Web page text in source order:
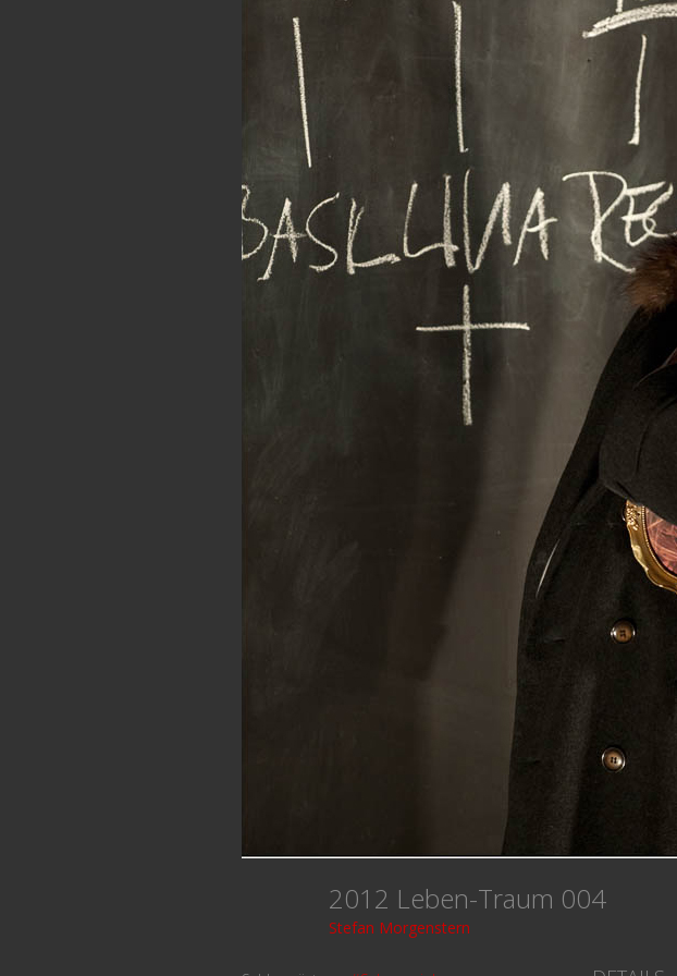
2012 Leben-Traum 004
Stefan Morgenstern